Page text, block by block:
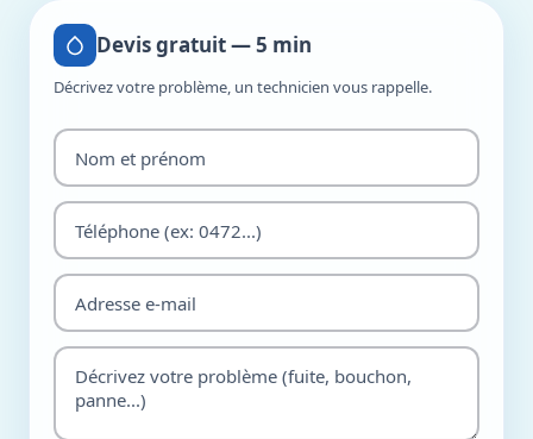
Devis gratuit — 5 min
Décrivez votre problème, un technicien vous rappelle.